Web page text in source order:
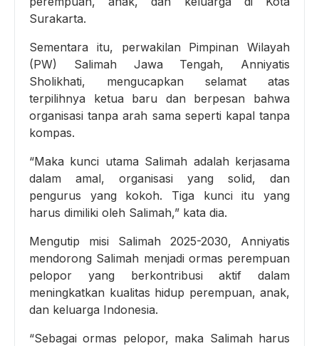
Surakarta.
Sementara itu, perwakilan Pimpinan Wilayah
(PW) Salimah Jawa Tengah, Anniyatis
Sholikhati, mengucapkan selamat atas
terpilihnya ketua baru dan berpesan bahwa
organisasi tanpa arah sama seperti kapal tanpa
kompas.
“Maka kunci utama Salimah adalah kerjasama
dalam amal, organisasi yang solid, dan
pengurus yang kokoh. Tiga kunci itu yang
harus dimiliki oleh Salimah,” kata dia.
Mengutip misi Salimah 2025-2030, Anniyatis
mendorong Salimah menjadi ormas perempuan
pelopor yang berkontribusi aktif dalam
meningkatkan kualitas hidup perempuan, anak,
dan keluarga Indonesia.
“Sebagai ormas pelopor, maka Salimah harus